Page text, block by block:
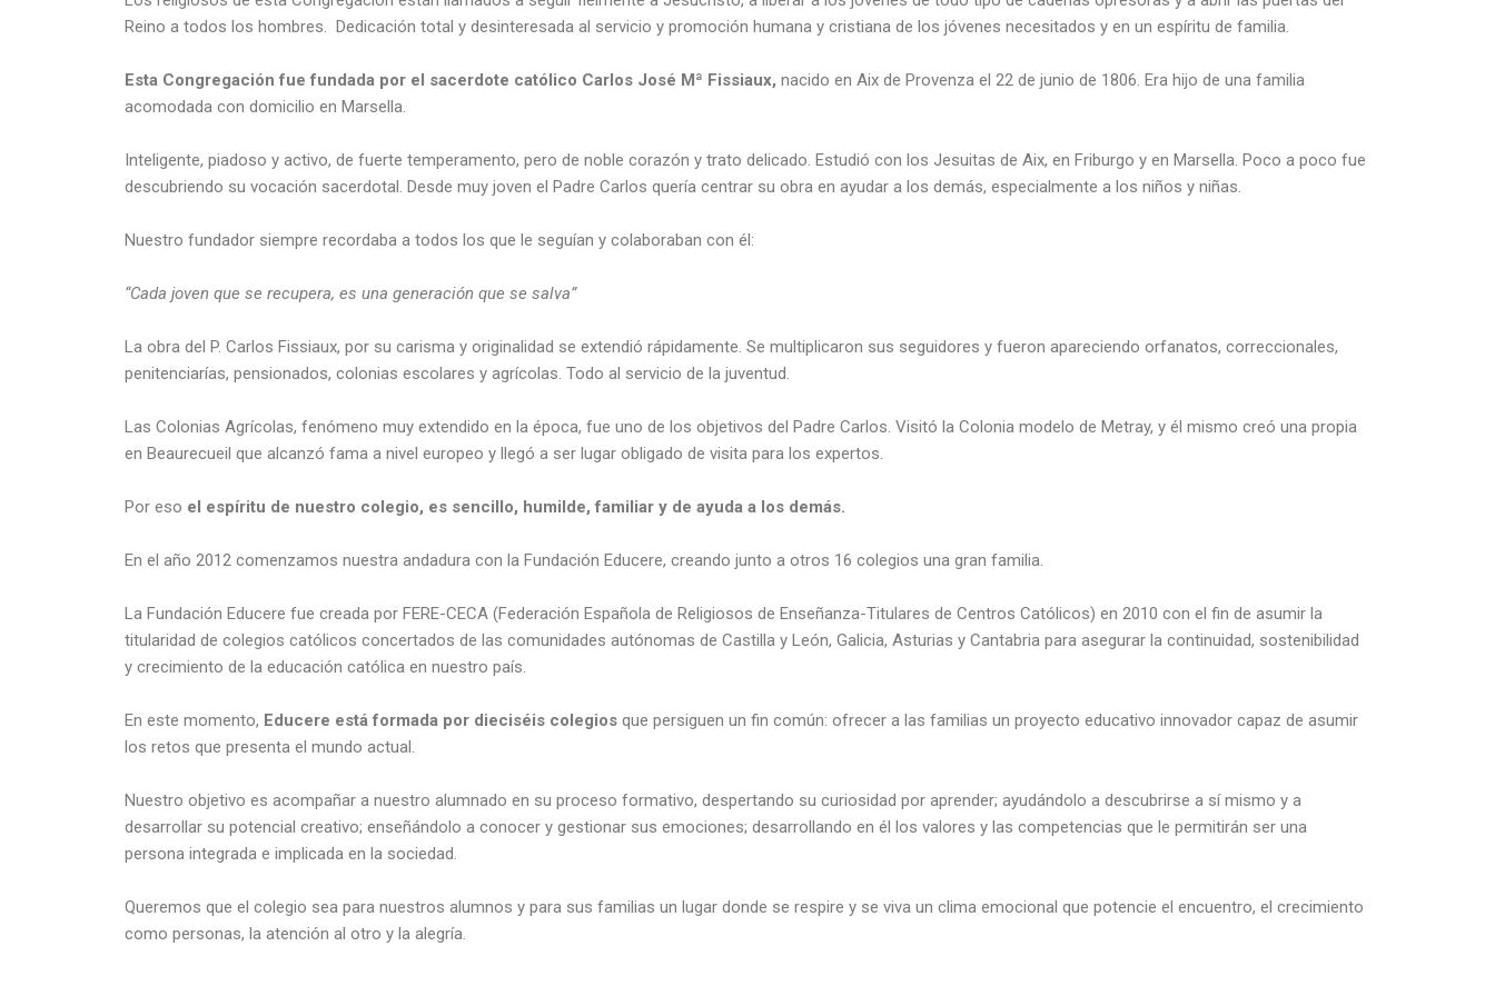
Reino a todos los hombres. Dedicación total y desinteresada al servicio y promoción humana y cristiana de los jóvenes necesitados y en un espíritu de familia.
Esta Congregación fue fundada por el sacerdote católico Carlos José Mª Fissiaux, nacido en Aix de Provenza el 22 de junio de 1806. Era hijo de una familia
acomodada con domicilio en Marsella.
Inteligente, piadoso y activo, de fuerte temperamento, pero de noble corazón y trato delicado. Estudió con los Jesuitas de Aix, en Friburgo y en Marsella. Poco a poco fue
descubriendo su vocación sacerdotal. Desde muy joven el Padre Carlos quería centrar su obra en ayudar a los demás, especialmente a los niños y niñas.
Nuestro fundador siempre recordaba a todos los que le seguían y colaboraban con él:
“Cada joven que se recupera, es una generación que se salva”
La obra del P. Carlos Fissiaux, por su carisma y originalidad se extendió rápidamente. Se multiplicaron sus seguidores y fueron apareciendo orfanatos, correccionales,
penitenciarías, pensionados, colonias escolares y agrícolas. Todo al servicio de la juventud.
Las Colonias Agrícolas, fenómeno muy extendido en la época, fue uno de los objetivos del Padre Carlos. Visitó la Colonia modelo de Metray, y él mismo creó una propia
en Beaurecueil que alcanzó fama a nivel europeo y llegó a ser lugar obligado de visita para los expertos.
Por eso el espíritu de nuestro colegio, es sencillo, humilde, familiar y de ayuda a los demás.
En el año 2012 comenzamos nuestra andadura con la Fundación Educere, creando junto a otros 16 colegios una gran familia.
La Fundación Educere fue creada por FERE-CECA (Federación Española de Religiosos de Enseñanza-Titulares de Centros Católicos) en 2010 con el fin de asumir la
titularidad de colegios católicos concertados de las comunidades autónomas de Castilla y León, Galicia, Asturias y Cantabria para asegurar la continuidad, sostenibilidad
y crecimiento de la educación católica en nuestro país.
En este momento, Educere está formada por dieciséis colegios que persiguen un fin común: ofrecer a las familias un proyecto educativo innovador capaz de asumir
los retos que presenta el mundo actual.
Nuestro objetivo es acompañar a nuestro alumnado en su proceso formativo, despertando su curiosidad por aprender; ayudándolo a descubrirse a sí mismo y a
desarrollar su potencial creativo; enseñándolo a conocer y gestionar sus emociones; desarrollando en él los valores y las competencias que le permitirán ser una
persona integrada e implicada en la sociedad.
Queremos que el colegio sea para nuestros alumnos y para sus familias un lugar donde se respire y se viva un clima emocional que potencie el encuentro, el crecimiento
como personas, la atención al otro y la alegría.